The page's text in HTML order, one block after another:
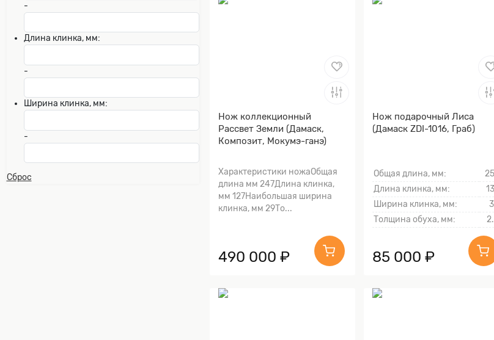
-
Длина клинка, мм:
-
Ширина клинка, мм:
-
Сброс
Нож коллекционный
Рассвет Земли (Дамаск,
Композит, Мокумэ-ганэ)
Характеристики ножаОбщая
длина мм 247Длина клинка,
мм 127Наибольшая ширина
клинка, мм 29То...
490 000 ₽
Нож подарочный Лиса
(Дамаск ZDI-1016, Граб)
Общая длина, мм:
Длина клинка, мм:
Ширина клинка, мм:
Толщина обуха, мм:
85 000 ₽